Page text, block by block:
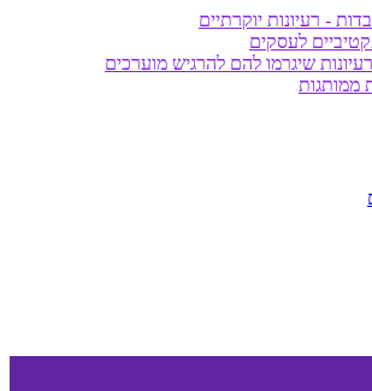
- רעיונות יוקרתיים
לעסקים
שיגרמו להם להרגיש מוערכים
ממותגות